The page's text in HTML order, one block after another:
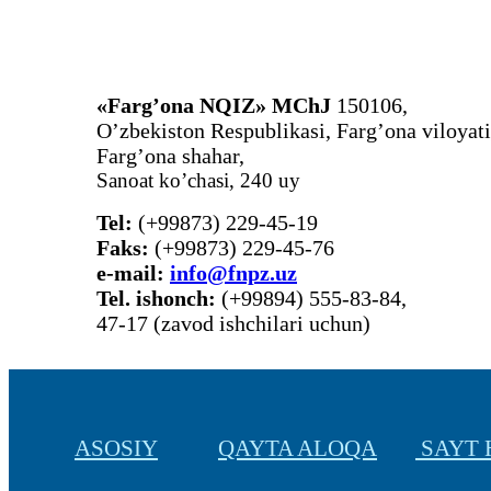
«Farg’ona NQIZ» MChJ 150106,
O’zbekiston Respublikasi, Farg’ona
Farg’ona shahar,
Sanoat ko’chasi, 240 uy
Tel: (+99873) 229-45-19
Faks: (+99873) 229-45-76
е-mail: info@fnpz.uz
Tel. ishonch: (+99894) 555-83-84,
47-17 (zavod ishchilari uchun)
ASOSIY QAYTA ALOQA SAYT